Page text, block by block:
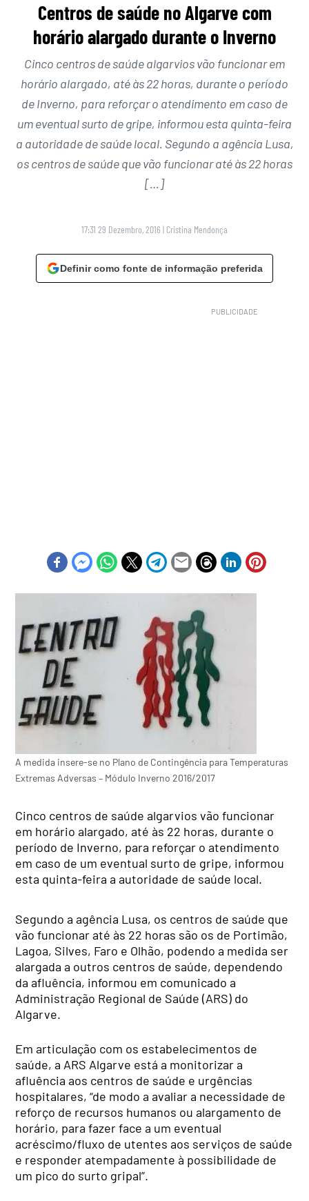
Centros de saúde no Algarve com
horário alargado durante o Inverno
Cinco centros de saúde algarvios vão funcionar em
horário alargado, até às 22 horas, durante o período
de Inverno, para reforçar o atendimento em caso de
um eventual surto de gripe, informou esta quinta-feira
a autoridade de saúde local. Segundo a agência Lusa,
os centros de saúde que vão funcionar até às 22 horas
[…]
17:31 29 Dezembro, 2016 | Cristina Mendonça
Definir como fonte de informação preferida
A medida insere-se no Plano de Contingência para Temperaturas
Extremas Adversas – Módulo Inverno 2016/2017
Cinco centros de saúde algarvios vão funcionar
em horário alargado, até às 22 horas, durante o
período de Inverno, para reforçar o atendimento
em caso de um eventual surto de gripe, informou
esta quinta-feira a autoridade de saúde local.
Segundo a agência Lusa, os centros de saúde que
vão funcionar até às 22 horas são os de Portimão,
Lagoa, Silves, Faro e Olhão, podendo a medida ser
alargada a outros centros de saúde, dependendo
da afluência, informou em comunicado a
Administração Regional de Saúde (ARS) do
Algarve.
Em articulação com os estabelecimentos de
saúde, a ARS Algarve está a monitorizar a
afluência aos centros de saúde e urgências
hospitalares, “de modo a avaliar a necessidade de
reforço de recursos humanos ou alargamento de
horário, para fazer face a um eventual
acréscimo/fluxo de utentes aos serviços de saúde
e responder atempadamente à possibilidade de
um pico do surto gripal”.